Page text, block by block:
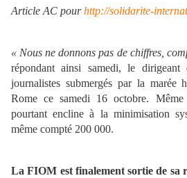
Article AC pourhttp://solidarite-
« Nous ne donnons pas de chiffres,
répondant ainsi samedi, le
journalistes submergés par la marée
Rome ce samedi 16 octobre.
pourtant encline à la minimisation
même compté 200 000.
La FIOM est finalement sortie de sa